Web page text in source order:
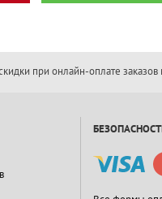
при онлайн-оплате заказов